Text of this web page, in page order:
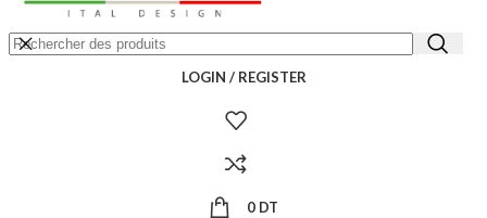
LOGIN / REGISTER
0 DT